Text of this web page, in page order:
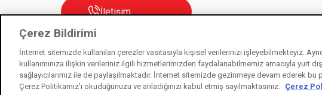
İletişim
Kale Kilit bir Kale Endüstri Holding kuruluşudur. © 2021
Çerez Bildirimi
İnternet sitemizde kullanılan çerezler vasıtasıyla kişisel verilerinizi işleyebilmekteyiz.
kullanımınıza ilişkin verileriniz ilgili hizmetlerimizden faydalanabilmemiz amacıyla yurt
sağlayıcılarımız ile de paylaşılmaktadır. İnternet sitemizde gezinmeye devam ederek bu
Çerez Politikamız’ı okuduğunuzu ve anladığınızı kabul etmiş sayılmaktasınız. Çerez